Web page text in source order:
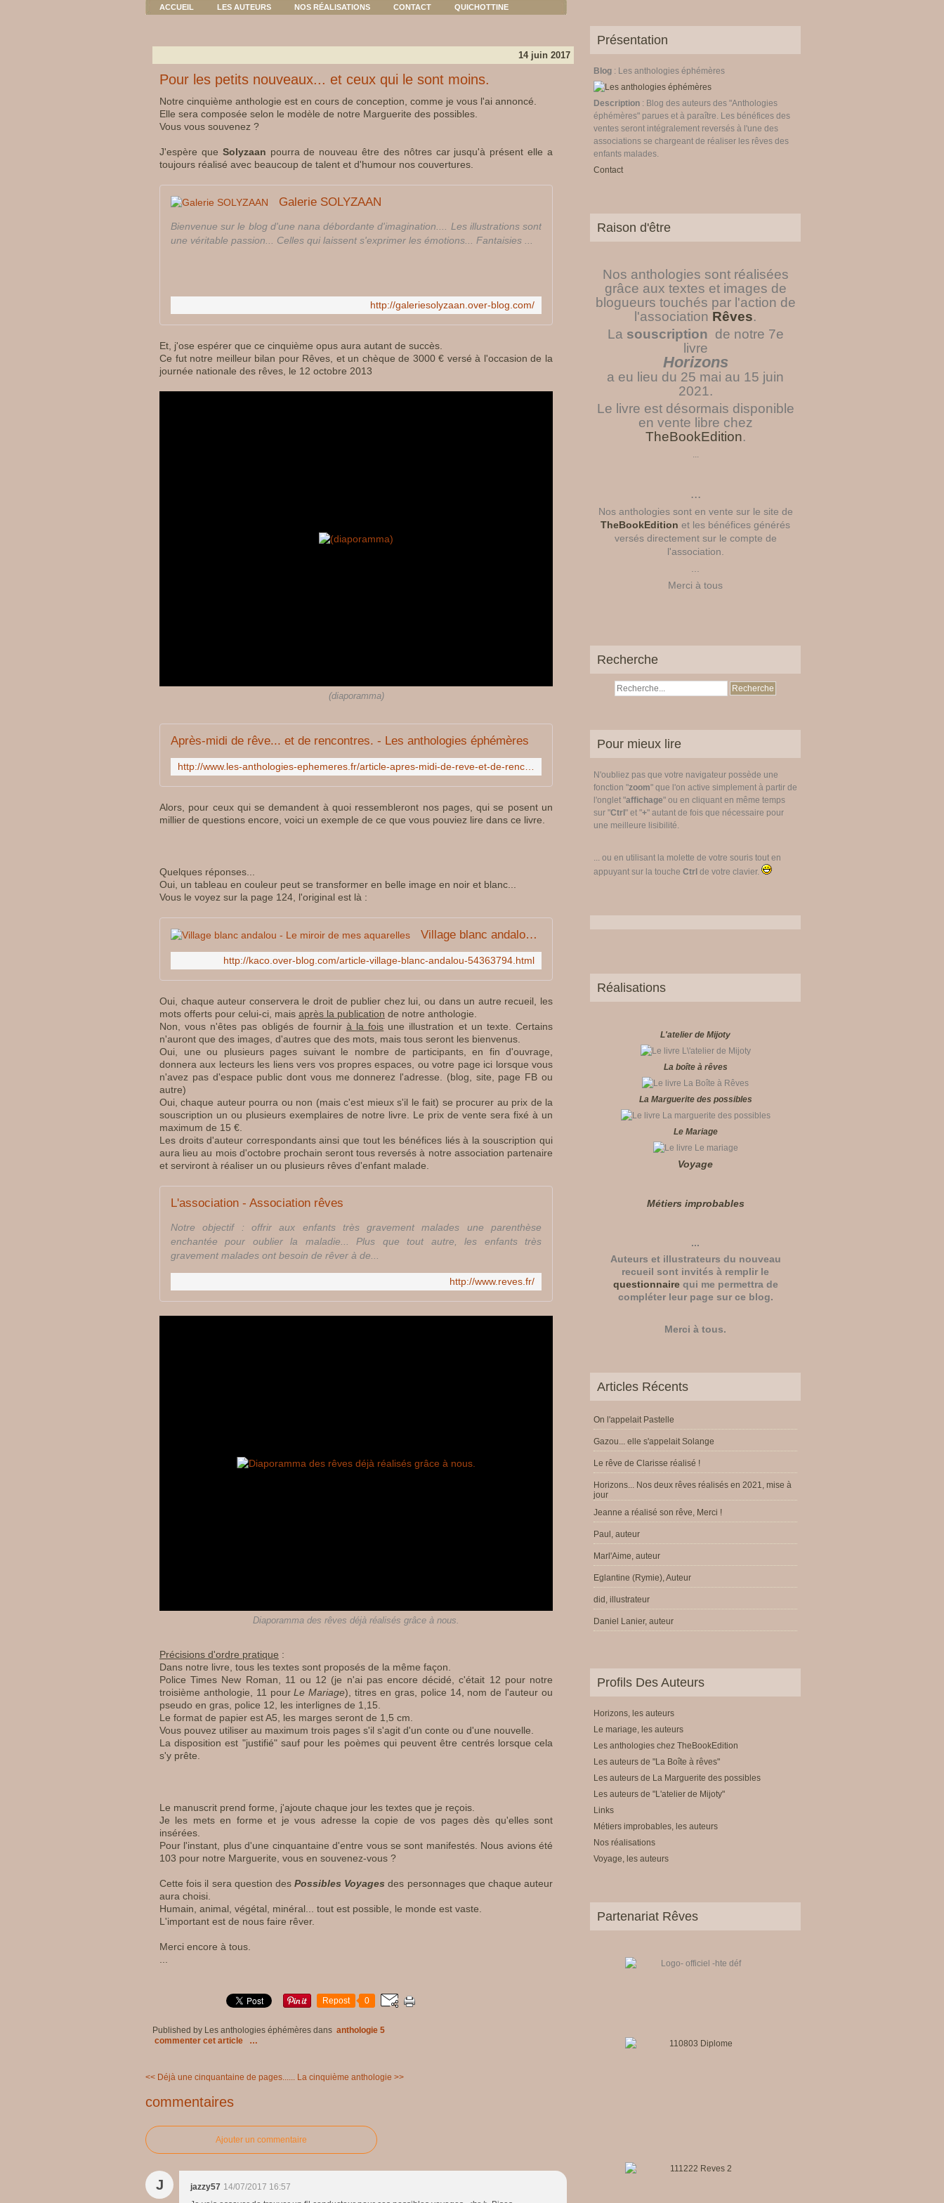
ACCUEIL LES AUTEURS NOS RÉALISATIONS CONTACT QUICHOTTINE
14 juin 2017
Pour les petits nouveaux... et ceux qui le sont moins.
Notre cinquième anthologie est en cours de conception, comme je vous l'ai annoncé.
Elle sera composée selon le modèle de notre Marguerite des possibles.
Vous vous souvenez ?
J'espère que Solyzaan pourra de nouveau être des nôtres car jusqu'à présent elle a
toujours réalisé avec beaucoup de talent et d'humour nos couvertures.
Galerie SOLYZAAN
Bienvenue sur le blog d'une nana débordante d'imagination.... Les illustrations sont
une véritable passion... Celles qui laissent s'exprimer les émotions... Fantaisies ...
http://galeriesolyzaan.over-blog.com/
Et, j'ose espérer que ce cinquième opus aura autant de succès.
Ce fut notre meilleur bilan pour Rêves, et un chèque de 3000 € versé à l'occasion de la
journée nationale des rêves, le 12 octobre 2013
(diaporamma)
Après-midi de rêve... et de rencontres. - Les anthologies éphémères
Alors, pour ceux qui se demandent à quoi ressembleront nos pages, qui se posent un
millier de questions encore, voici un exemple de ce que vous pouviez lire dans ce livre.
Quelques réponses...
Oui, un tableau en couleur peut se transformer en belle image en noir et blanc...
Vous le voyez sur la page 124, l'original est là :
Village blanc andalou - Le miroir de mes aquarelles
http://kaco.over-blog.com/article-village-blanc-andalou-54363794.html
Oui, chaque auteur conservera le droit de publier chez lui, ou dans un autre recueil, les
mots offerts pour celui-ci, mais après la publication de notre anthologie.
Non, vous n'êtes pas obligés de fournir à la fois une illustration et un texte. Certains
n'auront que des images, d'autres que des mots, mais tous seront les bienvenus.
Oui, une ou plusieurs pages suivant le nombre de participants, en fin d'ouvrage,
donnera aux lecteurs les liens vers vos propres espaces, ou votre page ici lorsque vous
n'avez pas d'espace public dont vous me donnerez l'adresse. (blog, site, page FB ou
autre)
Oui, chaque auteur pourra ou non (mais c'est mieux s'il le fait) se procurer au prix de la
souscription un ou plusieurs exemplaires de notre livre. Le prix de vente sera fixé à un
maximum de 15 €.
Les droits d'auteur correspondants ainsi que tout les bénéfices liés à la souscription qui
aura lieu au mois d'octobre prochain seront tous reversés à notre association partenaire
et serviront à réaliser un ou plusieurs rêves d'enfant malade.
L'association - Association rêves
Notre objectif : offrir aux enfants très gravement malades une parenthèse
enchantée pour oublier la maladie... Plus que tout autre, les enfants très
gravement malades ont besoin de rêver à de...
http://www.reves.fr/
Diaporamma des rêves déjà réalisés grâce à nous.
Précisions d'ordre pratique :
Dans notre livre, tous les textes sont proposés de la même façon.
Police Times New Roman, 11 ou 12 (je n'ai pas encore décidé, c'était 12 pour notre
troisième anthologie, 11 pourLe Mariage), titres en gras, police 14, nom de l'auteur ou
pseudo en gras, police 12, les interlignes de 1,15.
Le format de papier est A5, les marges seront de 1,5 cm.
Vous pouvez utiliser au maximum trois pages s'il s'agit d'un conte ou d'une nouvelle.
La disposition est "justifié" sauf pour les poèmes qui peuvent être centrés lorsque cela
s'y prête.
Le manuscrit prend forme, j'ajoute chaque jour les textes que je reçois.
Je les mets en forme et je vous adresse la copie de vos pages dès qu'elles sont
insérées.
Pour l'instant, plus d'une cinquantaine d'entre vous se sont manifestés. Nous avions été
103 pour notre Marguerite, vous en souvenez-vous ?
Cette fois il sera question des Possibles Voyages des personnages que chaque auteur
aura choisi.
Humain, animal, végétal, minéral... tout est possible, le monde est vaste.
L'important est de nous faire rêver.
Merci encore à tous.
Repost 0
Published by Les anthologies éphémères dans anthologie 5
commenter cet article
…
<< Déjà une cinquantaine de pages...... La cinquième anthologie >>
commentaires
Ajouter un commentaire
J jazzy57 14/07/2017 16:57
Présentation
Blog : Les anthologies éphémères
Description : Blog des auteurs des "Anthologies
éphémères" parues et à paraître. Les bénéfices des
ventes seront intégralement reversés à l'une des
associations se chargeant de réaliser les rêves des
enfants malades.
Contact
Raison d'être
Nos anthologies sont réalisées
grâce aux textes et images de
blogueurs touchés par l'action de
l'association Rêves.
La souscription de notre 7e
livre
Horizons
a eu lieu du 25 mai au 15 juin
2021.
Le livre est désormais disponible
en vente libre chez
TheBookEdition.
...
...
Nos anthologies sont en vente sur le site de
TheBookEdition et les bénéfices générés
versés directement sur le compte de
l'association.
Merci à tous
Recherche
Pour mieux lire
N'oubliez pas que votre navigateur possède une
fonction "zoom" que l'on active simplement à partir de
l'onglet "affichage" ou en cliquant en même temps
sur "Ctrl " et "+" autant de fois que nécessaire pour
une meilleure lisibilité.
... ou en utilisant la molette de votre souris tout en
appuyant sur la touche Ctrl de votre clavier.
Réalisations
L'atelier de Mijoty
La boîte à rêves
La Marguerite des possibles
Le Mariage
Voyage
Métiers improbables
...
Auteurs et illustrateurs du nouveau
recueil sont invités à remplir le
questionnairequi me permettra de
compléter leur page sur ce blog.
Merci à tous.
Articles Récents
On l'appelait Pastelle
Gazou... elle s'appelait Solange
Le rêve de Clarisse réalisé !
Horizons... Nos deux rêves réalisés en 2021, mise à
jour
Jeanne a réalisé son rêve, Merci !
Paul, auteur
Marl'Aime, auteur
Eglantine (Rymie), Auteur
did, illustrateur
Daniel Lanier, auteur
Profils Des Auteurs
Horizons, les auteurs
Le mariage, les auteurs
Les anthologies chez TheBookEdition
Les auteurs de "La Boîte à rêves"
Les auteurs de La Marguerite des possibles
Les auteurs de "L'atelier de Mijoty"
Links
Métiers improbables, les auteurs
Nos réalisations
Voyage, les auteurs
Partenariat Rêves